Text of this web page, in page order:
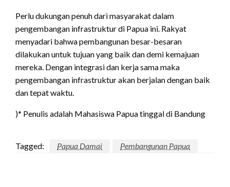
Perlu dukungan penuh dari masyarakat dalam
pengembangan infrastruktur di Papua ini. Rakyat
menyadari bahwa pembangunan besar-besaran
dilakukan untuk tujuan yang baik dan demi kemajuan
mereka. Dengan integrasi dan kerja sama maka
pengembangan infrastruktur akan berjalan dengan baik
dan tepat waktu.
)* Penulis adalah Mahasiswa Papua tinggal di Bandung
Tagged: Papua Damai Pembangunan Papua